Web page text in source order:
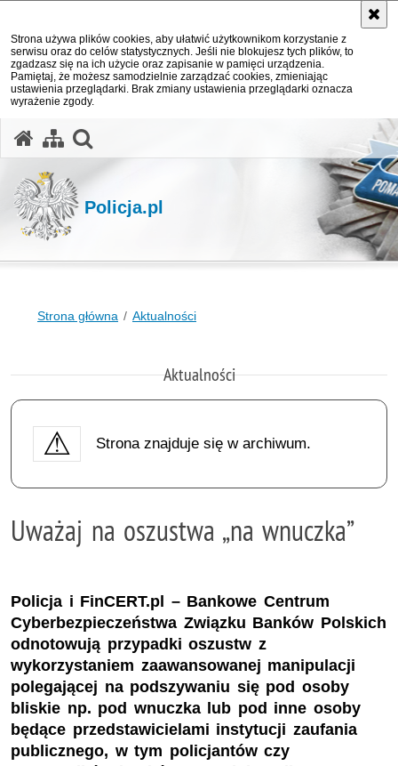
Strona używa plików cookies, aby ułatwić użytkownikom korzystanie z
serwisu oraz do celów statystycznych. Jeśli nie blokujesz tych plików, to
zgadzasz się na ich użycie oraz zapisanie w pamięci urządzenia.
Pamiętaj, że możesz samodzielnie zarządzać cookies, zmieniając
ustawienia przeglądarki. Brak zmiany ustawienia przeglądarki oznacza
wyrażenie zgody.
Policja.pl
Strona główna Aktualności
Aktualności
Strona znajduje się w archiwum.
Uważaj na oszustwa „na wnuczka”
Policja i FinCERT.pl – Bankowe Centrum
Cyberbezpieczeństwa Związku Banków Polskich
odnotowują przypadki oszustw z
wykorzystaniem zaawansowanej manipulacji
polegającej na podszywaniu się pod osoby
bliskie np. pod wnuczka lub pod inne osoby
będące przedstawicielami instytucji zaufania
publicznego, w tym policjantów czy